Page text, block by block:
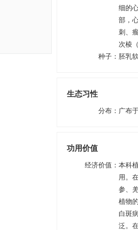
细的
部，
刺、
次棱
种子 ： 胚乳
生态习性
分布 ： 广布
功用价值
经济价值 ： 本科
用。
参、
植物
白斑
泛。